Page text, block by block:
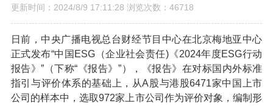
更新时间：2024/8/9 17:11:28 浏览次数：46718
日前，中央广播电视总台财经节目中心在北京梅地亚中心
正式发布“中国ESG（企业社会责任)《2024年度ESG行动
报告》”（下称“《报告》”），《报告》在对标国内外标准
指引与评价体系的基础上，从A股与港股6471家中国上市
公司的样本中，选取972家上市公司作为评价对象，编制形